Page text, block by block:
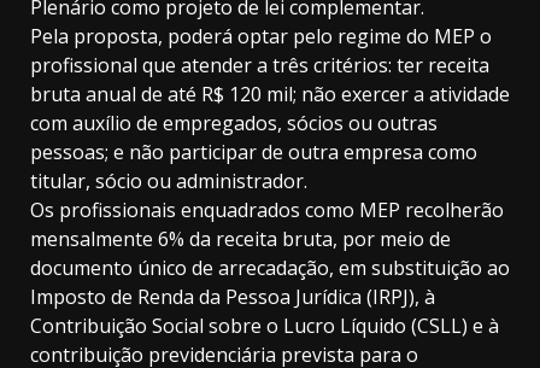
Plenário como projeto de lei complementar.
Pela proposta, poderá optar pelo regime do MEP o
profissional que atender a três critérios: ter receita
bruta anual de até R$ 120 mil; não exercer a atividade
com auxílio de empregados, sócios ou outras
pessoas; e não participar de outra empresa como
titular, sócio ou administrador.
Os profissionais enquadrados como MEP recolherão
mensalmente 6% da receita bruta, por meio de
documento único de arrecadação, em substituição ao
Imposto de Renda da Pessoa Jurídica (IRPJ), à
Contribuição Social sobre o Lucro Líquido (CSLL) e à
contribuição previdenciária prevista para o